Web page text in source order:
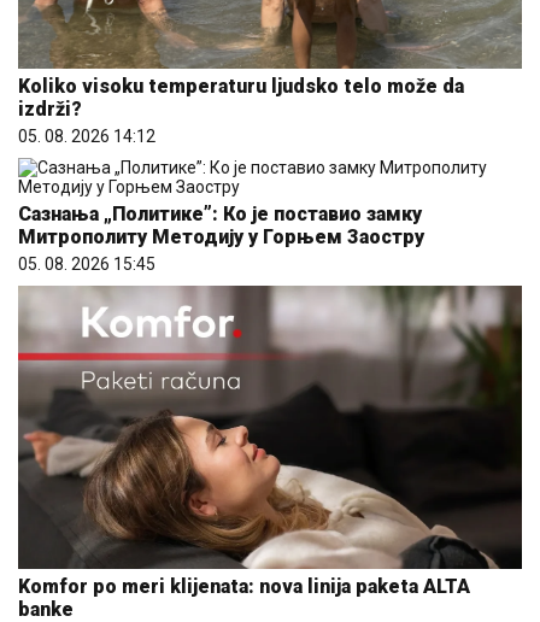
Koliko visoku temperaturu ljudsko telo može da
izdrži?
05. 08. 2026 14:12
Сазнања „Политике”: Ко је поставио замку
Митрополиту Методију у Горњем Заостру
05. 08. 2026 15:45
Komfor po meri klijenata: nova linija paketa ALTA
banke